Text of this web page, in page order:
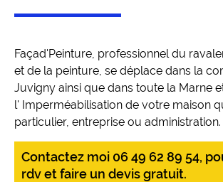
Façad'Peinture, professionnel du
et de la peinture, se déplace dans la
Juvigny ainsi que dans toute la Marne
l' Imperméabilisation de votre maison
particulier, entreprise ou administration.
Contactez moi 06 49 62 89 54,
rdv et faire un devis gratuit.